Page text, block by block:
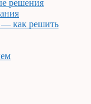
решения
— как решить